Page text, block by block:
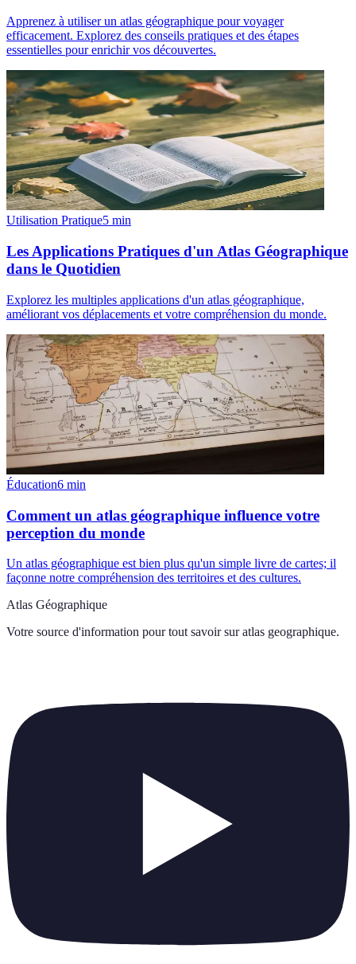
Apprenez à utiliser un atlas géographique pour voyager
efficacement. Explorez des conseils pratiques et des étapes
essentielles pour enrichir vos découvertes.
Utilisation Pratique5 min
Les Applications Pratiques d'un Atlas Géographique
dans le Quotidien
Explorez les multiples applications d'un atlas géographique,
améliorant vos déplacements et votre compréhension du monde.
Éducation6 min
Comment un atlas géographique influence votre
perception du monde
Un atlas géographique est bien plus qu'un simple livre de cartes; il
façonne notre compréhension des territoires et des cultures.
Atlas Géographique
Votre source d'information pour tout savoir sur atlas geographique.